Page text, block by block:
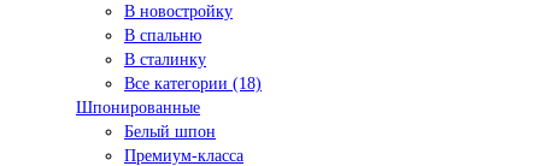
В новостройку
В спальню
В сталинку
Все категории (18)
Шпонированные
Белый шпон
Премиум-класса